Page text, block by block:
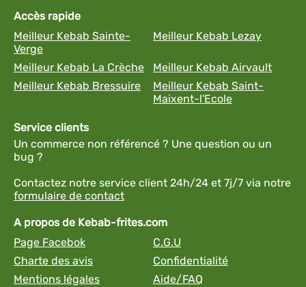
Accès rapide
Meilleur Kebab Sainte-
Verge
Meilleur Kebab Lezay
Meilleur Kebab La Crèche
Meilleur Kebab Airvault
Meilleur Kebab Bressuire
Meilleur Kebab Saint-
Maixent-l'Ecole
Service clients
Un commerce non référencé ? Une question ou un
bug ?
Contactez notre service client 24h/24 et 7j/7 via notre
formulaire de contact
A propos de Kebab-frites.com
Page Facebok
C.G.U
Charte des avis
Confidentialité
Mentions légales
Aide/FAQ